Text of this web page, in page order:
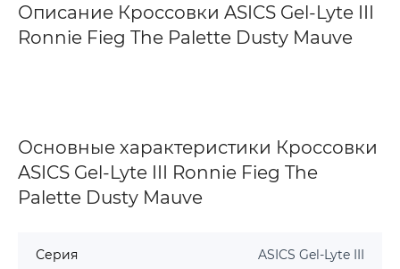
Описание Кроссовки ASICS Gel-Lyte III
Ronnie Fieg The Palette Dusty Mauve
Основные характеристики Кроссовки
ASICS Gel-Lyte III Ronnie Fieg The
Palette Dusty Mauve
Серия ASICS Gel-Lyte III